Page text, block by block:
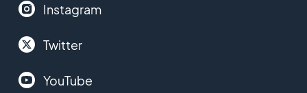
Instagram
Twitter
YouTube